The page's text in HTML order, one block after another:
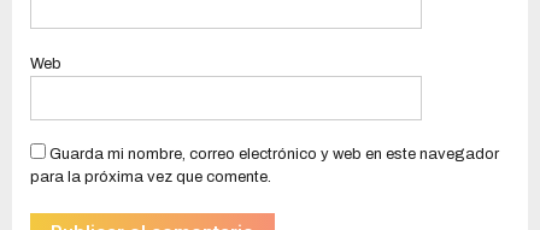
Web
Guarda mi nombre, correo electrónico y web en este navegador
para la próxima vez que comente.